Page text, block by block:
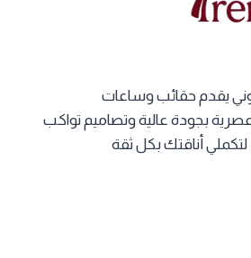
يقدم حقائب وساعات
بجودة عالية وتصاميم تواكب
أناقتك بكل ثقة